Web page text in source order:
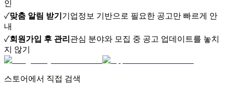
인
✓맞춤 알림 받기 기업정보 기반으로 필요한 공고만 빠르게 안
내
✓회원가입 후 관리 관심 분야와 모집 중 공고 업데이트를 놓치
지 않기
스토어에서 직접 검색